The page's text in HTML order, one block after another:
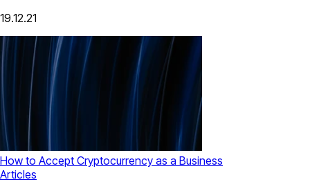
19.12.21
How to Accept Cryptocurrency as a Business
Articles